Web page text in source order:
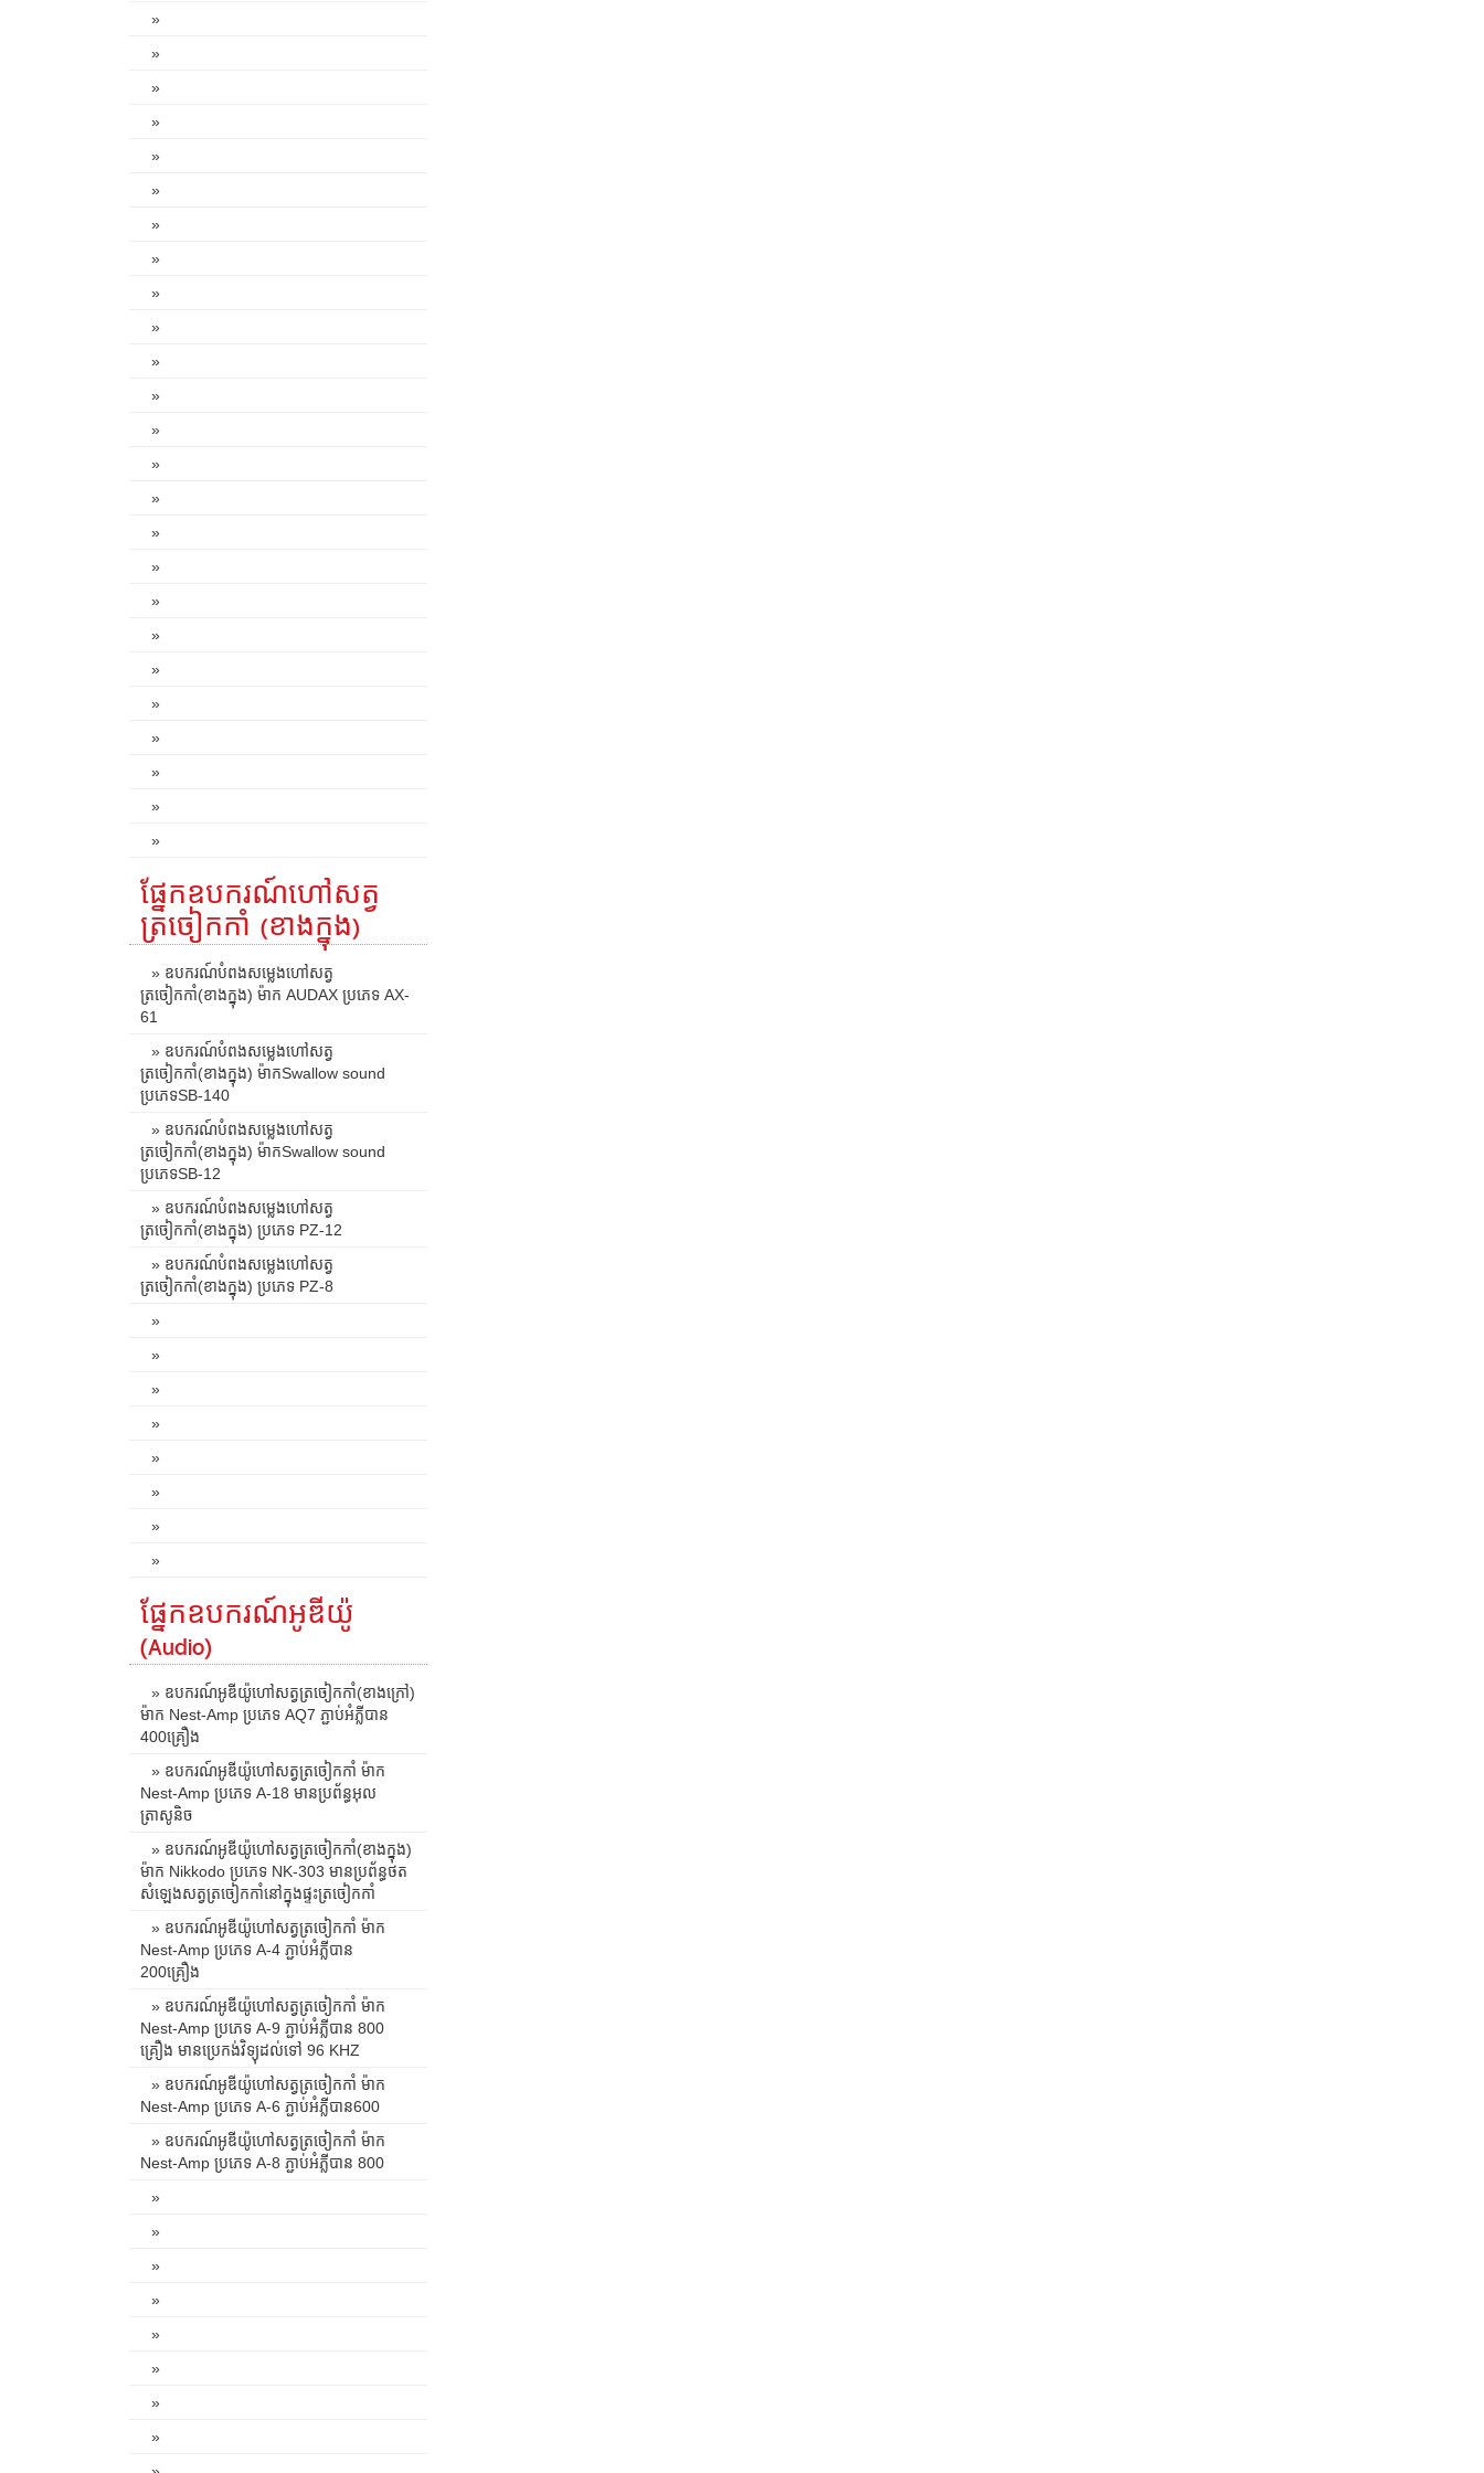
»
»
»
»
»
»
»
»
»
»
»
»
»
»
»
»
»
»
»
»
»
»
»
»
»
ផ្នែកឧបករណ៍ហៅសត្វ
ត្រចៀកកាំ (ខាងក្នុង)
» ឧបករណ៍បំពងសម្លេងហៅសត្វ
ត្រចៀកកាំ(ខាងក្នុង) ម៉ាក AUDAX ប្រភេទ AX-
61
» ឧបករណ៍បំពងសម្លេងហៅសត្វ
ត្រចៀកកាំ(ខាងក្នុង) ម៉ាកSwallow sound
ប្រភេទSB-140
» ឧបករណ៍បំពងសម្លេងហៅសត្វ
ត្រចៀកកាំ(ខាងក្នុង) ម៉ាកSwallow sound
ប្រភេទSB-12
» ឧបករណ៍បំពងសម្លេងហៅសត្វ
ត្រចៀកកាំ(ខាងក្នុង) ប្រភេទ PZ-12
» ឧបករណ៍បំពងសម្លេងហៅសត្វ
ត្រចៀកកាំ(ខាងក្នុង) ប្រភេទ PZ-8
»
»
»
»
»
»
»
»
ផ្នែកឧបករណ៍អូឌីយ៉ូ
(Audio)
» ឧបករណ៍អូឌីយ៉ូហៅសត្វត្រចៀកកាំ(ខាងក្រៅ)
ម៉ាក Nest-Amp ប្រភេទ AQ7 ភ្ជាប់អំភ្លីបាន
400គ្រឿង
» ឧបករណ៍អូឌីយ៉ូហៅសត្វត្រចៀកកាំ ម៉ាក
Nest-Amp ប្រភេទ A-18 មានប្រព័ន្ធអុល
ត្រាសូនិច
» ឧបករណ៍អូឌីយ៉ូហៅសត្វត្រចៀកកាំ(ខាងក្នុង)
ម៉ាក Nikkodo ប្រភេទ NK-303 មានប្រព័ន្ធថត
សំឡេងសត្វត្រចៀកកាំនៅក្នុងផ្ទះត្រចៀកកាំ
» ឧបករណ៍អូឌីយ៉ូហៅសត្វត្រចៀកកាំ ម៉ាក
Nest-Amp ប្រភេទ A-4 ភ្ជាប់អំភ្លីបាន
200គ្រឿង
» ឧបករណ៍អូឌីយ៉ូហៅសត្វត្រចៀកកាំ ម៉ាក
Nest-Amp ប្រភេទ A-9 ភ្ជាប់អំភ្លីបាន 800
គ្រឿង មានប្រេកង់វិទ្យុដល់ទៅ 96 KHZ
» ឧបករណ៍អូឌីយ៉ូហៅសត្វត្រចៀកកាំ ម៉ាក
Nest-Amp ប្រភេទ A-6 ភ្ជាប់អំភ្លីបាន600
» ឧបករណ៍អូឌីយ៉ូហៅសត្វត្រចៀកកាំ ម៉ាក
Nest-Amp ប្រភេទ A-8 ភ្ជាប់អំភ្លីបាន 800
»
»
»
»
»
»
»
»